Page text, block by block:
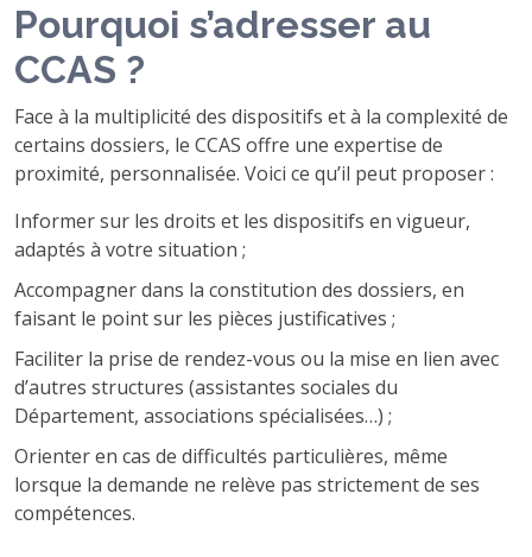
Pourquoi s’adresser au
CCAS ?
Face à la multiplicité des dispositifs et à la complexité de
certains dossiers, le CCAS offre une expertise de
proximité, personnalisée. Voici ce qu’il peut proposer :
Informer sur les droits et les dispositifs en vigueur,
adaptés à votre situation ;
Accompagner dans la constitution des dossiers, en
faisant le point sur les pièces justificatives ;
Faciliter la prise de rendez-vous ou la mise en lien avec
d’autres structures (assistantes sociales du
Département, associations spécialisées…) ;
Orienter en cas de difficultés particulières, même
lorsque la demande ne relève pas strictement de ses
compétences.